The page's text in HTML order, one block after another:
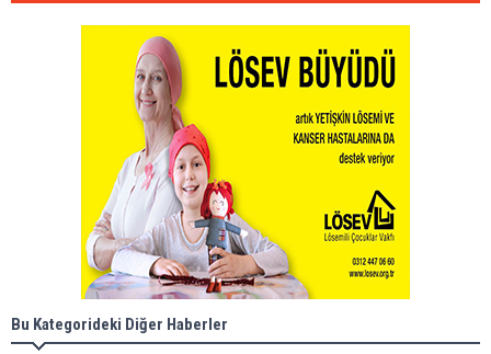
Bu Kategorideki Diğer Haberler